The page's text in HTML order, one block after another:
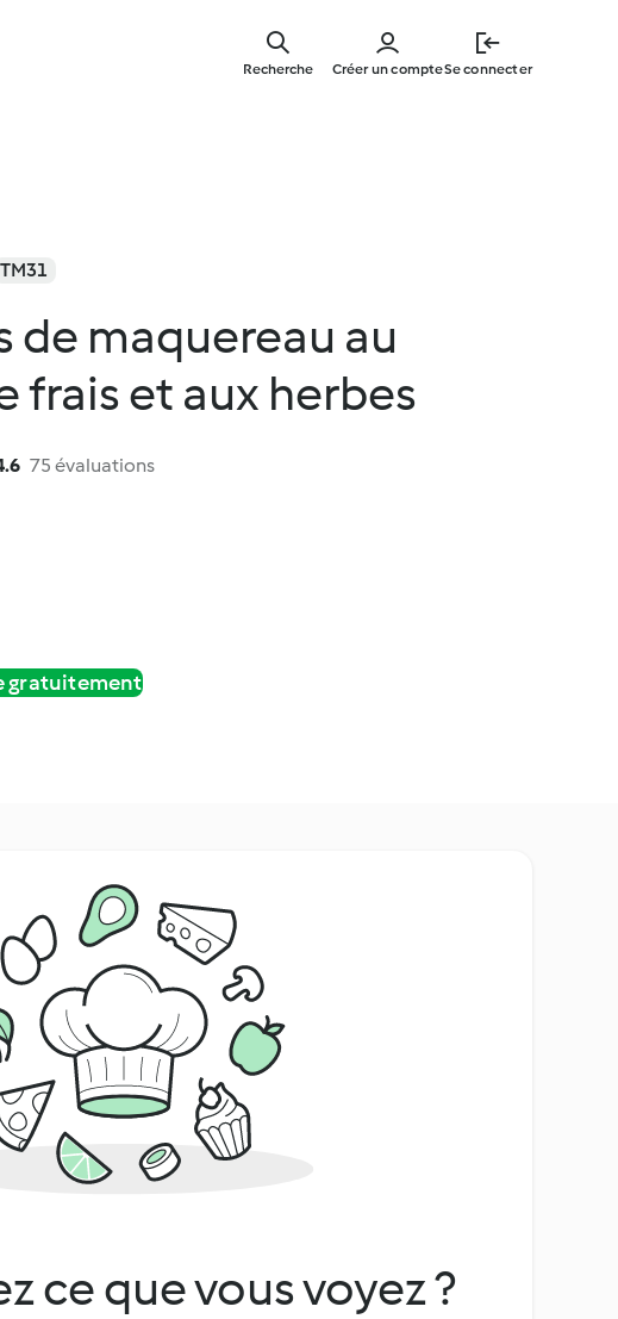
main
Créer un compteSe connecter
Recherche
TM31
de maquereau au
frais et aux herbes
75 évaluations
gratuitement
ce que vous voyez ?